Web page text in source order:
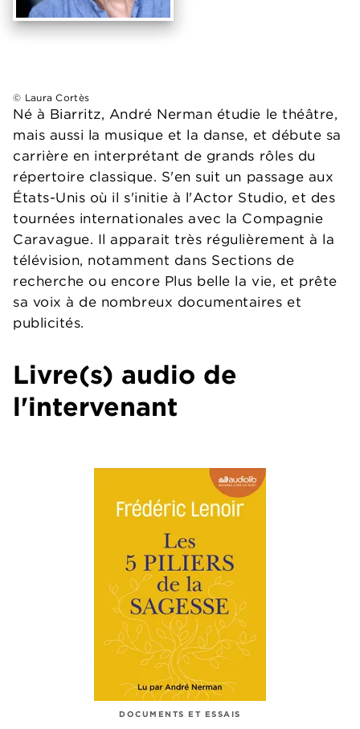
Né à Biarritz, André Nerman étudie le théâtre,
mais aussi la musique et la danse, et débute sa
carrière en interprétant de grands rôles du
répertoire classique. S'en suit un passage aux
États-Unis où il s'initie à l'Actor Studio, et des
tournées internationales avec la Compagnie
Caravague. Il apparait très régulièrement à la
télévision, notamment dans Sections de
recherche ou encore Plus belle la vie, et prête
sa voix à de nombreux documentaires et
publicités.
© Laura Cortès
Livre(s) audio de
l'intervenant
DOCUMENTS ET ESSAIS